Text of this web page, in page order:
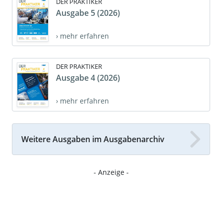
Ausgabe 5 (2026)
› mehr erfahren
DER PRAKTIKER
Ausgabe 4 (2026)
› mehr erfahren
Weitere Ausgaben im Ausgabenarchiv
- Anzeige -